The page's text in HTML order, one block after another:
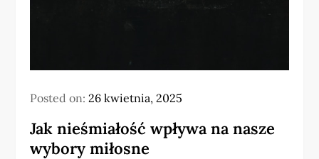
Posted on:26 kwietnia, 2025
Jak nieśmiałość wpływa na nasze
wybory miłosne